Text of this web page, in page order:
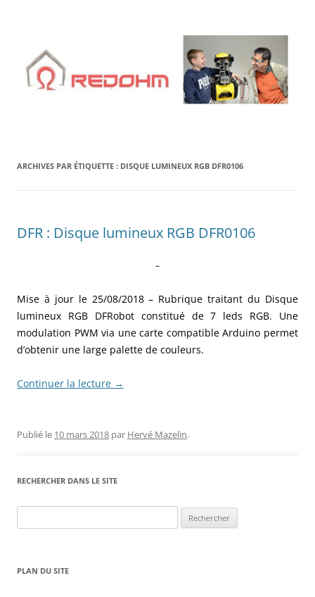
ARCHIVES PAR ÉTIQUETTE : DISQUE LUMINEUX RGB DFR0106
DFR : Disque lumineux RGB DFR0106
–
Mise à jour le 25/08/2018 – Rubrique traitant du Disque
lumineux RGB DFRobot constitué de 7 leds RGB. Une
modulation PWM via une carte compatible Arduino permet
d’obtenir une large palette de couleurs.
Continuer la lecture →
Publié le 10 mars 2018 par Hervé Mazelin.
RECHERCHER DANS LE SITE
PLAN DU SITE